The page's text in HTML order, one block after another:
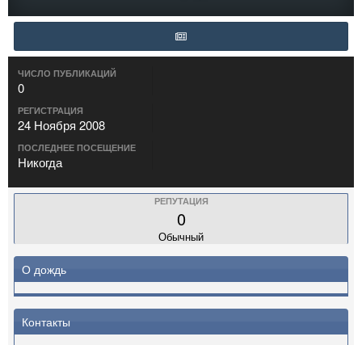
ЧИСЛО ПУБЛИКАЦИЙ
0
РЕГИСТРАЦИЯ
24 Ноября 2008
ПОСЛЕДНЕЕ ПОСЕЩЕНИЕ
Никогда
РЕПУТАЦИЯ
0
Обычный
О дождь
Контакты